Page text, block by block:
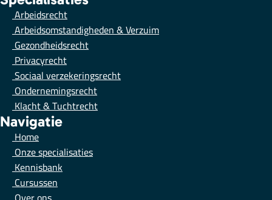
Arbeidsrecht
Arbeidsomstandigheden & Verzuim
Gezondheidsrecht
Privacyrecht
Sociaal verzekeringsrecht
Ondernemingsrecht
Klacht & Tuchtrecht
Navigatie
Home
Onze specialisaties
Kennisbank
Cursussen